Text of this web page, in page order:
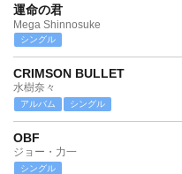
運命の君
Mega Shinnosuke
シングル
CRIMSON BULLET
水樹奈々
アルバム シングル
OBF
ジョー・力一
シングル